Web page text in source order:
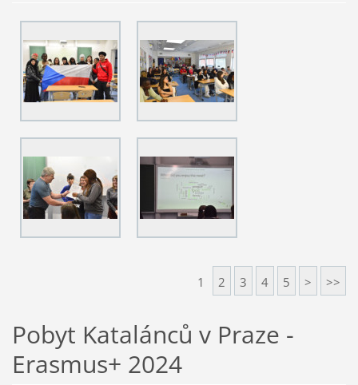
1 2 3 4 5 > >>
Pobyt Katalánců v Praze -
Erasmus+ 2024